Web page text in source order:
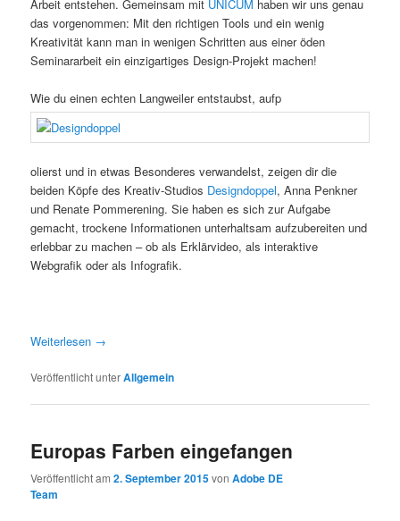
Arbeit entstehen. Gemeinsam mit UNICUM haben wir uns genau
das vorgenommen: Mit den richtigen Tools und ein wenig
Kreativität kann man in wenigen Schritten aus einer öden
Seminararbeit ein einzigartiges Design-Projekt machen!
Wie du einen echten Langweiler entstaubst, aufp
olierst und in etwas Besonderes verwandelst, zeigen dir die
beiden Köpfe des Kreativ-Studios Designdoppel, Anna Penkner
und Renate Pommerening. Sie haben es sich zur Aufgabe
gemacht, trockene Informationen unterhaltsam aufzubereiten und
erlebbar zu machen – ob als Erklärvideo, als interaktive
Webgrafik oder als Infografik.
Weiterlesen →
Veröffentlicht unterAllgemein
Europas Farben eingefangen
Veröffentlicht am2. September 2015vonAdobe DE
Team